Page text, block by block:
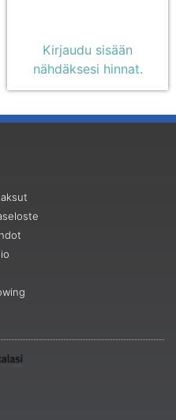
Kirjaudu sisään
nähdäksesi hinnat.